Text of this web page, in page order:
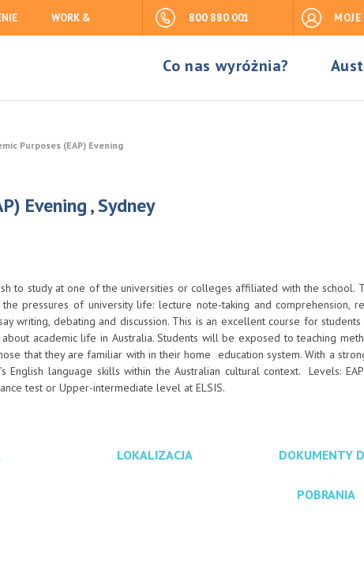
WORK & 800 880 001 MOJE
Co nas wyróżnia?
Purposes (EAP) Evening
Evening , Sydney
to study at one of the universities or colleges affiliated with the school.
pressures of university life: lecture note-taking and comprehension,
writing, debating and discussion. This is an excellent course for
academic life in Australia. Students will be exposed to teaching
that they are familiar with in their home education system. With a
English language skills within the Australian cultural context. Levels:
test or Upper-intermediate level at ELSIS.
LOKALIZACJA DOKUMENTY
POBRANIA